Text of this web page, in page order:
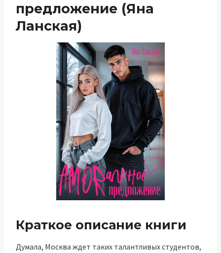
предложение (Яна
Ланская)
Краткое описание книги
Думала, Москва ждет таких талантливых студентов,